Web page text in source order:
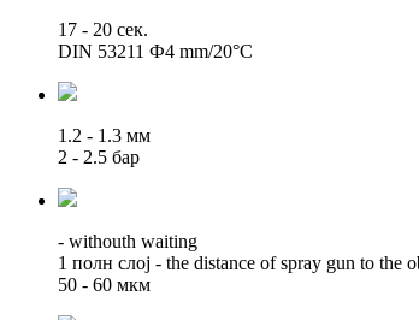
17 - 20 сек.
DIN 53211 Ф4 mm/20°C
1.2 - 1.3 мм
2 - 2.5 бар
- withouth waiting
1 полн слој - the distance of spray gun to the
50 - 60 мкм